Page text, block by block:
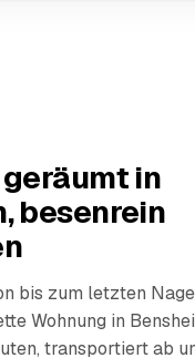
in
besenrein
bis zum letzten
Wohnung in
transportiert ab